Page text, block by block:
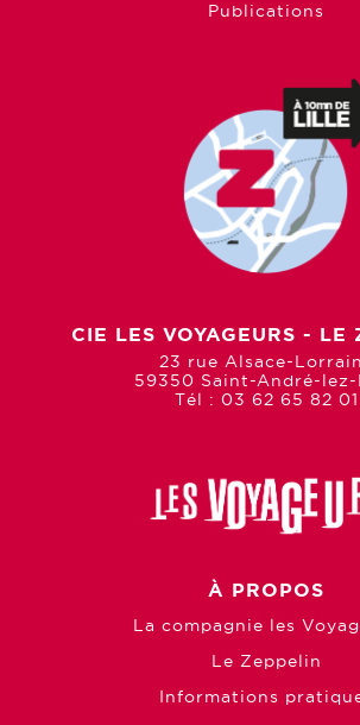
Publications
CIE LES VOYAGEURS - LE
23 rue Alsace-
59350 Saint-André-
Tél : 03 62 65 82 01
À PROPOS
La compagnie les
Le Zeppelin
Informations